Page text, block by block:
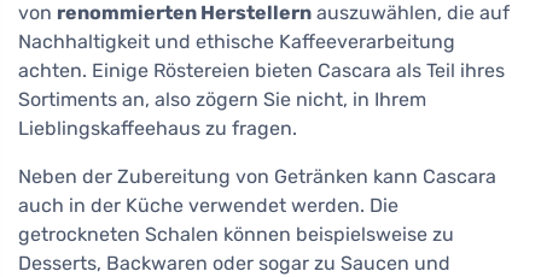
von renommierten Herstellern auszuwählen, die auf
Nachhaltigkeit und ethische Kaffeeverarbeitung
achten. Einige Röstereien bieten Cascara als Teil ihres
Sortiments an, also zögern Sie nicht, in Ihrem
Lieblingskaffeehaus zu fragen.
Neben der Zubereitung von Getränken kann Cascara
auch in der Küche verwendet werden. Die
getrockneten Schalen können beispielsweise zu
Desserts, Backwaren oder sogar zu Saucen und